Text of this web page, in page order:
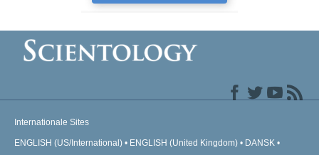
Internationale Sites
ENGLISH (US/International) ENGLISH (United Kingdom) DANSK